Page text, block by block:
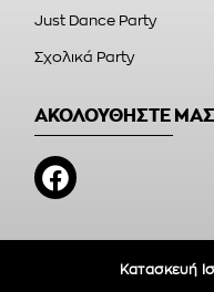
Just Dance Party
Σχολικά Party
ΑΚΟΛΟΥΘΗΣΤΕ ΜΑΣ
Κατασκευή